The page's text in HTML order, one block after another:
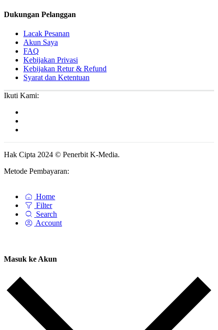
Dukungan Pelanggan
Lacak Pesanan
Akun Saya
FAQ
Kebijakan Privasi
Kebijakan Retur & Refund
Syarat dan Ketentuan
Ikuti Kami:
Hak Cipta 2024 © Penerbit K-Media.
Metode Pembayaran:
Home
Filter
Search
Account
Masuk ke Akun